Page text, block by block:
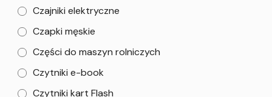
Czajniki elektryczne
Czapki męskie
Części do maszyn rolniczych
Czytniki e-book
Czytniki kart Flash